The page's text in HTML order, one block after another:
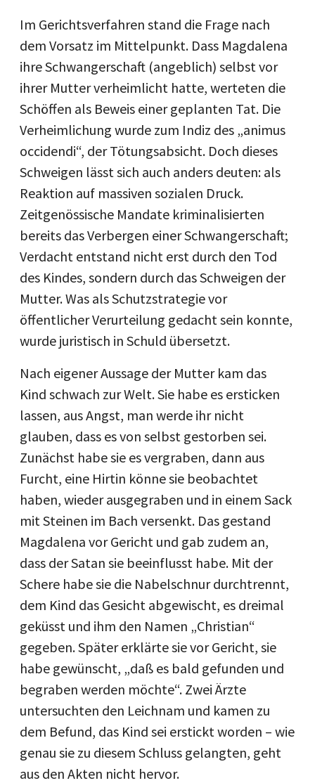
Im Gerichtsverfahren stand die Frage nach
dem Vorsatz im Mittelpunkt. Dass Magdalena
ihre Schwangerschaft (angeblich) selbst vor
ihrer Mutter verheimlicht hatte, werteten die
Schöffen als Beweis einer geplanten Tat. Die
Verheimlichung wurde zum Indiz des „animus
occidendi“, der Tötungsabsicht. Doch dieses
Schweigen lässt sich auch anders deuten: als
Reaktion auf massiven sozialen Druck.
Zeitgenössische Mandate kriminalisierten
bereits das Verbergen einer Schwangerschaft;
Verdacht entstand nicht erst durch den Tod
des Kindes, sondern durch das Schweigen der
Mutter. Was als Schutzstrategie vor
öffentlicher Verurteilung gedacht sein konnte,
wurde juristisch in Schuld übersetzt.
Nach eigener Aussage der Mutter kam das
Kind schwach zur Welt. Sie habe es ersticken
lassen, aus Angst, man werde ihr nicht
glauben, dass es von selbst gestorben sei.
Zunächst habe sie es vergraben, dann aus
Furcht, eine Hirtin könne sie beobachtet
haben, wieder ausgegraben und in einem Sack
mit Steinen im Bach versenkt. Das gestand
Magdalena vor Gericht und gab zudem an,
dass der Satan sie beeinflusst habe. Mit der
Schere habe sie die Nabelschnur durchtrennt,
dem Kind das Gesicht abgewischt, es dreimal
geküsst und ihm den Namen „Christian“
gegeben. Später erklärte sie vor Gericht, sie
habe gewünscht, „daß es bald gefunden und
begraben werden möchte“. Zwei Ärzte
untersuchten den Leichnam und kamen zu
dem Befund, das Kind sei erstickt worden – wie
genau sie zu diesem Schluss gelangten, geht
aus den Akten nicht hervor.